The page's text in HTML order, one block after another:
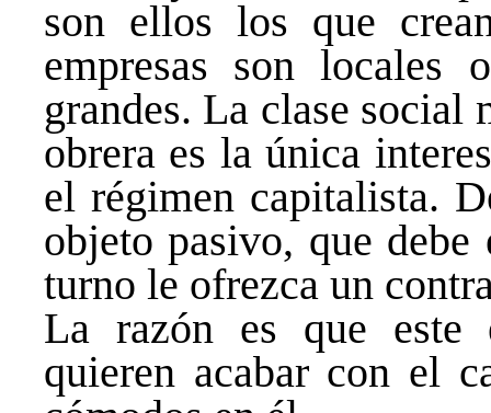
son ellos los que
empresas son locales
grandes. La clase social
obrera es la única
el régimen capitalista.
objeto pasivo, que
turno le ofrezca un
La razón es que este
quieren acabar con el